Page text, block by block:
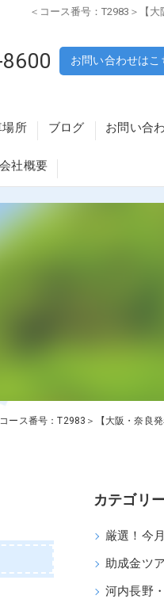
＜コース番号：T2983＞【
お問い合わせはこ
場所
寺・柏原・八尾・東大阪・大東
・枚方・高槻・守口・寝屋川エ
梅田・新大阪・難波・天王寺・
山エリア
ブログ お問い合
会社概要
コース番号：T2983＞【大阪・奈良
カテゴリ
厳選！今
助成金ツ
河内長野